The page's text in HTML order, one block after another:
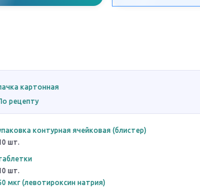
картонная
рецепту
контурная ячейковая (блистер)
шт.
шт.
мкг (левотироксин натрия)